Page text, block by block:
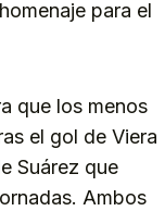
para el
que los menos
el gol de Viera
Suárez que
Ambos